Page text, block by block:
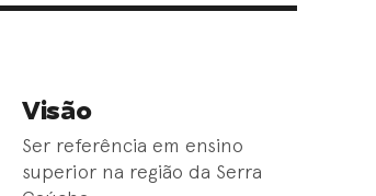
Visão
Ser referência em ensino
superior na região da Serra